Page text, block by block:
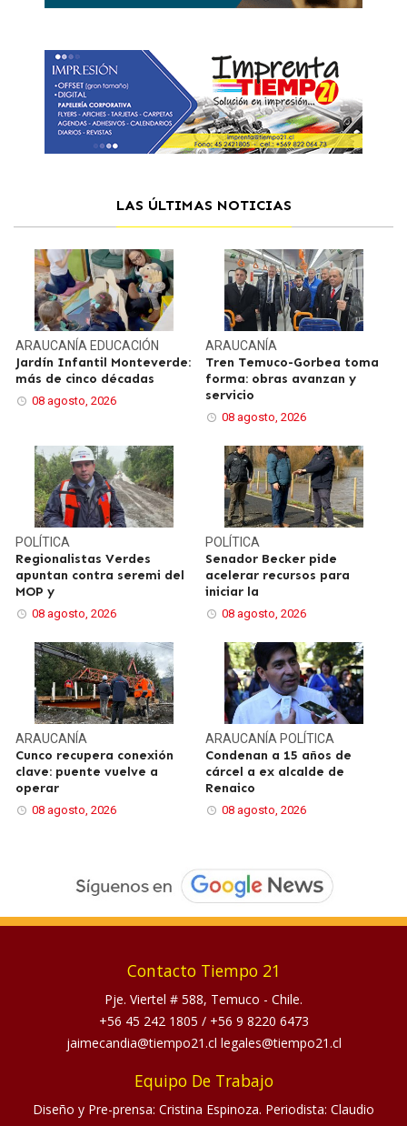
LAS ÚLTIMAS NOTICIAS
ARAUCANÍA EDUCACIÓN
Jardín Infantil Monteverde:
más de cinco décadas
08 agosto, 2026
ARAUCANÍA
Tren Temuco-Gorbea toma
forma: obras avanzan y
servicio
08 agosto, 2026
POLÍTICA
Regionalistas Verdes
apuntan contra seremi del
MOP y
08 agosto, 2026
POLÍTICA
Senador Becker pide
acelerar recursos para
iniciar la
08 agosto, 2026
ARAUCANÍA
Cunco recupera conexión
clave: puente vuelve a
operar
08 agosto, 2026
ARAUCANÍA POLÍTICA
Condenan a 15 años de
cárcel a ex alcalde de
Renaico
08 agosto, 2026
Contacto Tiempo 21
Pje. Viertel # 588, Temuco - Chile.
+56 45 242 1805 / +56 9 8220 6473
jaimecandia@tiempo21.cl legales@tiempo21.cl
Equipo De Trabajo
Diseño y Pre-prensa: Cristina Espinoza. Periodista: Claudio